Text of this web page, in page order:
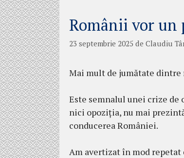
Românii vor un
23 septembrie 2025 de Claudiu
Mai mult de jumătate
Este semnalul unei crize de
nici opoziția, nu mai
conducerea României.
Am avertizat în mod repetat